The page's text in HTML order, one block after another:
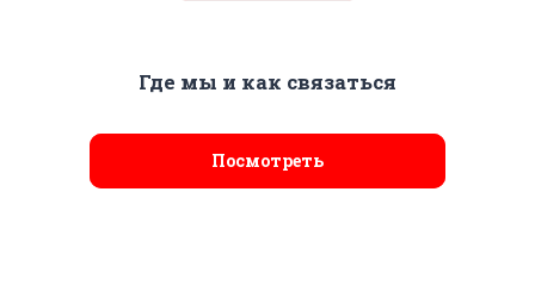
Где мы и как связаться
Посмотреть